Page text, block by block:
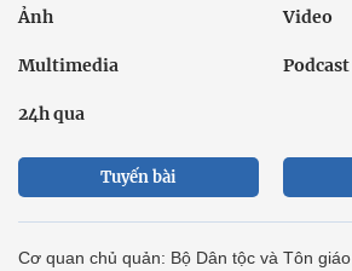
Ảnh Video
Multimedia Podcast
24h qua
Tuyến bài
Cơ quan chủ quản: Bộ Dân tộc và Tôn giáo